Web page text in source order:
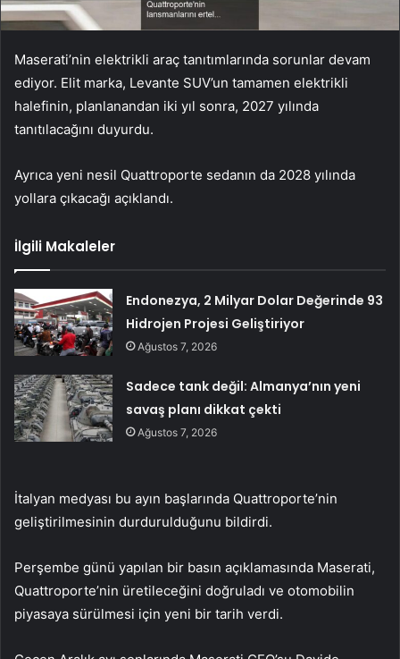
Maserati’nin elektrikli araç tanıtımlarında sorunlar devam
ediyor. Elit marka, Levante SUV’un tamamen elektrikli
halefinin, planlanandan iki yıl sonra, 2027 yılında
tanıtılacağını duyurdu.
Ayrıca yeni nesil Quattroporte sedanın da 2028 yılında
yollara çıkacağı açıklandı.
İlgili Makaleler
Endonezya, 2 Milyar Dolar Değerinde 93
Hidrojen Projesi Geliştiriyor
Ağustos 7, 2026
Sadece tank değil: Almanya’nın yeni
savaş planı dikkat çekti
Ağustos 7, 2026
İtalyan medyası bu ayın başlarında Quattroporte’nin
geliştirilmesinin durdurulduğunu bildirdi.
Perşembe günü yapılan bir basın açıklamasında Maserati,
Quattroporte’nin üretileceğini doğruladı ve otomobilin
piyasaya sürülmesi için yeni bir tarih verdi.